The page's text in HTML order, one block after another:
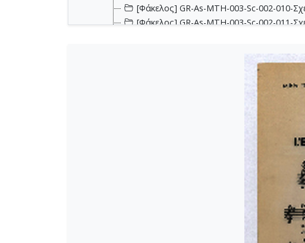
[Φάκελος] GR-As-MTH-003-Sc-002-010-
[Φάκελος] GR-As-MTH-003-Sc-002-011-
[Φάκελος] GR-As-MTH-003-Sc-003-014-
[Φάκελος] GR-As-MTH-003-Sc-003-015-
[Φάκελος] GR-As-MTH-003-Sc-003-016-
[Φάκελος] GR-As-MTH-003-Sc-003-017-
[Φάκελος] GR-As-MTH-003-Sc-003-018-
[Φάκελος] GR-As-MTH-003-Sc-003-019-
[Φάκελος] GR-As-MTH-003-Sc-004-020-
[Φάκελος] GR-As-MTH-003-Sc-004-021-
[Φάκελος] GR-As-MTH-003-Sc-004-022-
[Φάκελος] GR-As-MTH-003-Sc-004-023-
[Φάκελος] GR-As-MTH-003-Sc-004-024-
[Φάκελος] GR-As-MTH-003-Sc-004-025-
[Φάκελος] GR-As-MTH-003-Sc-004-026-